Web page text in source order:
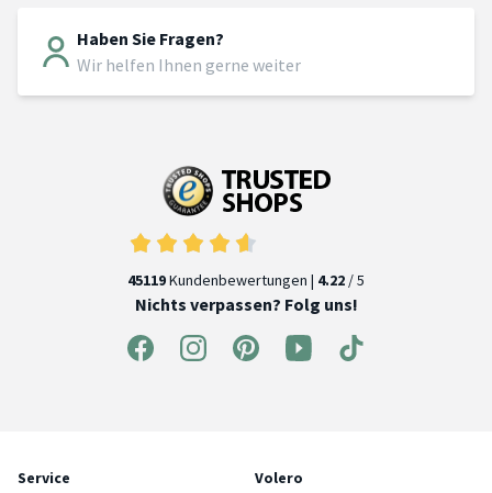
Haben Sie Fragen?
Wir helfen Ihnen gerne weiter
45119Kundenbewertungen | 4.22 / 5
Nichts verpassen? Folg uns!
Service Volero